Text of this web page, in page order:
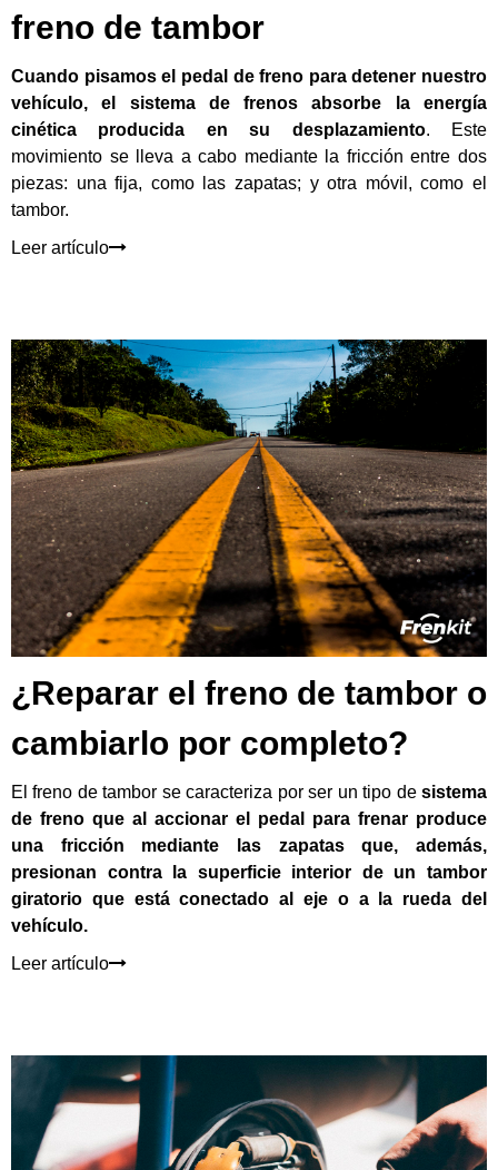
freno de tambor
Cuando pisamos el pedal de freno para detener nuestro
vehículo, el sistema de frenos absorbe la energía
cinética producida en su desplazamiento. Este
movimiento se lleva a cabo mediante la fricción entre dos
piezas: una fija, como las zapatas; y otra móvil, como el
tambor.
Leer artículo
¿Reparar el freno de tambor o
cambiarlo por completo?
El freno de tambor se caracteriza por ser un tipo de sistema
de freno que al accionar el pedal para frenar produce
una fricción mediante las zapatas que, además,
presionan contra la superficie interior de un tambor
giratorio que está conectado al eje o a la rueda del
vehículo.
Leer artículo